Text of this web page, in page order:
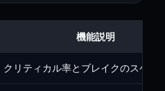
機能説明
クリティカル率とブレイクのスケー